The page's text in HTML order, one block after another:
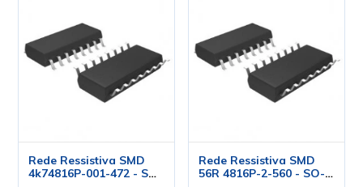
Rede Ressistiva SMD
4k74816P-001-472 - SO-
Rede Ressistiva SMD
56R 4816P-2-560 - SO-